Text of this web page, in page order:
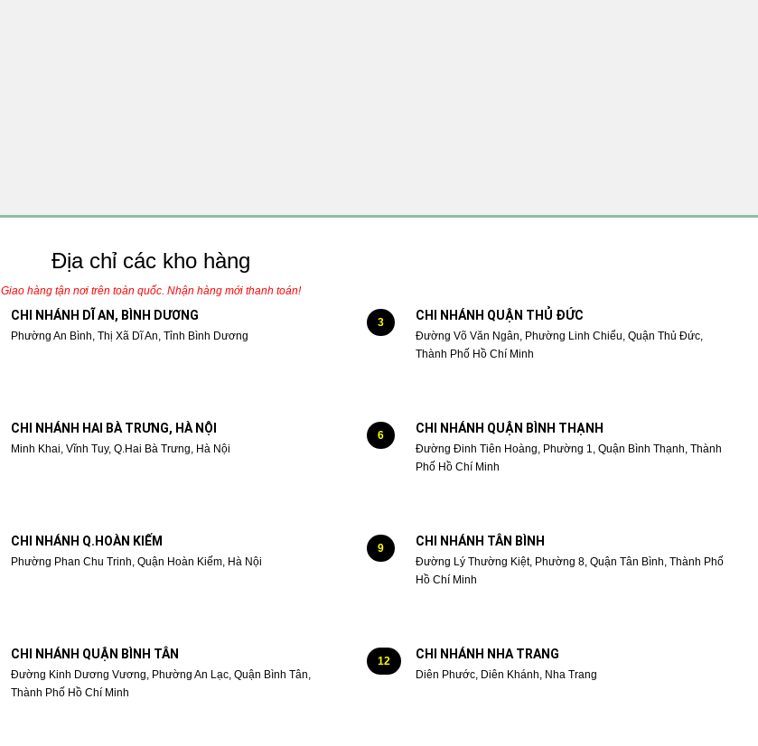
Địa chỉ các kho hàng
Giao hàng tận nơi trên toàn quốc. Nhận hàng mới thanh toán!
CHI NHÁNH DĨ AN, BÌNH DƯƠNG
Phường An Bình, Thị Xã Dĩ An, Tỉnh Bình Dương
3 CHI NHÁNH QUẬN THỦ ĐỨC
Đường Võ Văn Ngân, Phường Linh Chiểu, Quận Thủ Đức,
Thành Phố Hồ Chí Minh
CHI NHÁNH HAI BÀ TRƯNG, HÀ NỘI
Minh Khai, Vĩnh Tuy, Q.Hai Bà Trưng, Hà Nội
6 CHI NHÁNH QUẬN BÌNH THẠNH
Đường Đinh Tiên Hoàng, Phường 1, Quận Bình Thạnh, Thành
Phố Hồ Chí Minh
CHI NHÁNH Q.HOÀN KIẾM
Phường Phan Chu Trinh, Quận Hoàn Kiếm, Hà Nội
9 CHI NHÁNH TÂN BÌNH
Đường Lý Thường Kiệt, Phường 8, Quận Tân Bình, Thành Phố
Hồ Chí Minh
CHI NHÁNH QUẬN BÌNH TÂN
Đường Kinh Dương Vương, Phường An Lạc, Quận Bình Tân,
Thành Phố Hồ Chí Minh
12 CHI NHÁNH NHA TRANG
Diên Phước, Diên Khánh, Nha Trang